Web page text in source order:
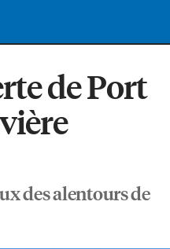
de Port
des alentours de